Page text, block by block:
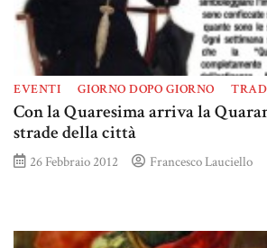
EVENTI GIORNO DOPO GIORNO
Con la Quaresima arriva la
strade della città
26 Febbraio 2012 Francesco Lauciello